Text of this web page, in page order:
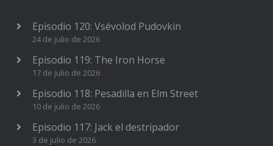
Episodio 120: Vsévolod Pudovkin
24 de julio de 2026
Episodio 119: The Iron Horse
17 de julio de 2026
Episodio 118: Pesadilla en Elm Street
10 de julio de 2026
Episodio 117: Jack el destripador
3 de julio de 2026